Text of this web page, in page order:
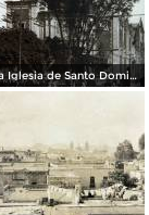
La Iglesia de Santo Domingo.